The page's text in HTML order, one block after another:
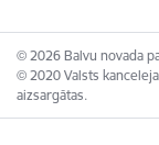
© 2026 Balvu novada
© 2020 Valsts
aizsargātas.